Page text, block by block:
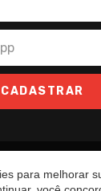
CADASTRAR
para melhorar